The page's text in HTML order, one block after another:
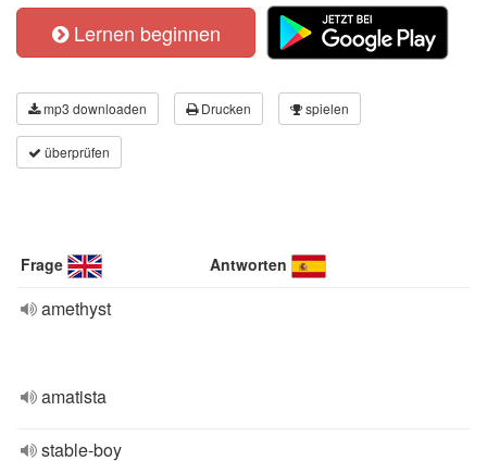
Lernen beginnen
mp3 downloaden Drucken spielen
überprüfen
Frage Antworten
amethyst
amatista
stable-boy